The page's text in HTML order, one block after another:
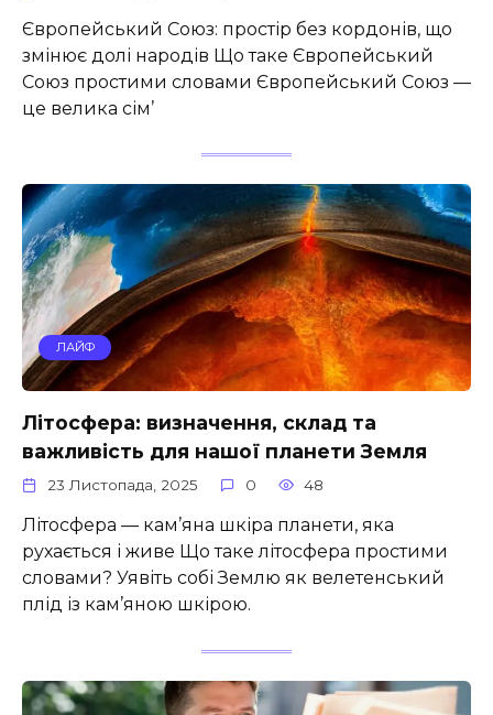
Європейський Союз: простір без кордонів, що
змінює долі народів Що таке Європейський
Союз простими словами Європейський Союз —
це велика сім’
ЛАЙФ
Літосфера: визначення, склад та
важливість для нашої планети Земля
23 Листопада, 2025 0 48
Літосфера — кам’яна шкіра планети, яка
рухається і живе Що таке літосфера простими
словами? Уявіть собі Землю як велетенський
плід із кам’яною шкірою.